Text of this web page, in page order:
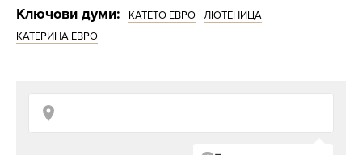
Ключови думи: КАТЕТО ЕВРО
ЛЮТЕНИЦА
КАТЕРИНА ЕВРО